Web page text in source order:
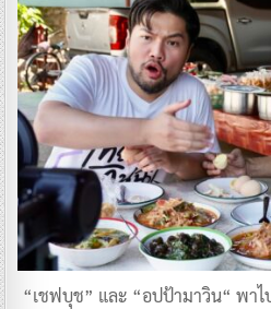
“เชฟบุช” และ “อปป้ามาวิน“ พาไ